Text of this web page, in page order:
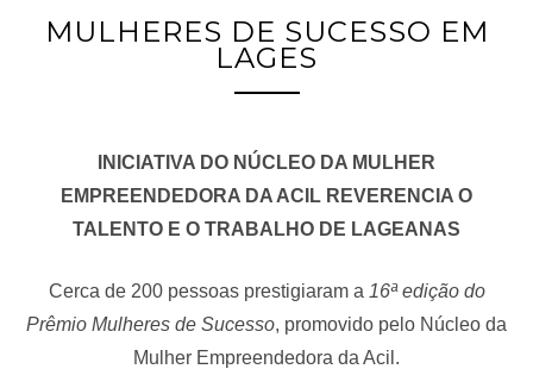
MULHERES DE SUCESSO EM
LAGES
INICIATIVA DO NÚCLEO DA MULHER
EMPREENDEDORA DA ACIL REVERENCIA O
TALENTO E O TRABALHO DE LAGEANAS
Cerca de 200 pessoas prestigiaram a 16ª edição do
Prêmio Mulheres de Sucesso, promovido pelo Núcleo da
Mulher Empreendedora da Acil.